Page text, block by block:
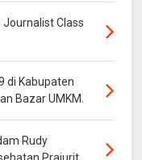
Journalist Class
di Kabupaten
Bazar UMKM.
Rudy
Prajurit